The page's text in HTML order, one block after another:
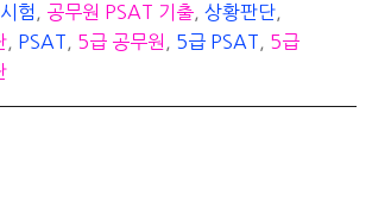
그
험 공무원 PSAT 기출 ,상황판단
PSAT 5급 공무원 5급 PSAT
5급